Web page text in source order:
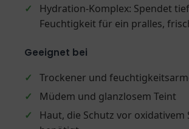
✓
Hydration-Komplex: Spendet
Feuchtigkeit für ein pralles,
Geeignet bei
✓
Trockener und
✓
Müdem und glanzlosem Teint
✓
Haut, die Schutz vor oxidativem